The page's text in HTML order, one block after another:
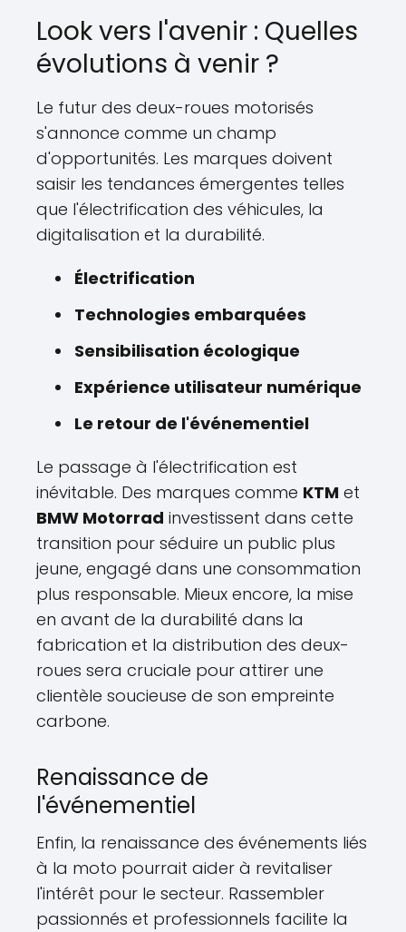
Look vers l'avenir : Quelles
évolutions à venir ?
Le futur des deux-roues motorisés
s'annonce comme un champ
d'opportunités. Les marques doivent
saisir les tendances émergentes telles
que l'électrification des véhicules, la
digitalisation et la durabilité.
Électrification
Technologies embarquées
Sensibilisation écologique
Expérience utilisateur numérique
Le retour de l'événementiel
Le passage à l'électrification est
inévitable. Des marques comme KTM et
BMW Motorrad investissent dans cette
transition pour séduire un public plus
jeune, engagé dans une consommation
plus responsable. Mieux encore, la mise
en avant de la durabilité dans la
fabrication et la distribution des deux-
roues sera cruciale pour attirer une
clientèle soucieuse de son empreinte
carbone.
Renaissance de
l'événementiel
Enfin, la renaissance des événements liés
à la moto pourrait aider à revitaliser
l'intérêt pour le secteur. Rassembler
passionnés et professionnels facilite la